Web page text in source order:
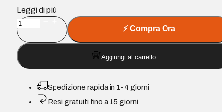
Leggi di più
Canon
067H
Cartuccia
toner
magenta
Compatibile
Sostituisce
⚡Compra Ora
Aggiungi al carrello
Spedizione rapida in 1-4 giorni
Resi gratuiti fino a 15 giorni